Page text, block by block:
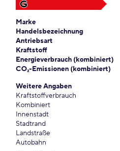
G
Marke
Handelsbezeichnung
Antriebsart
Kraftstoff
Energieverbrauch (kombiniert)
CO₂-Emissionen (kombiniert)
Weitere Angaben
Kraftstoffverbrauch
Kombiniert
Innenstadt
Stadtrand
Landstraße
Autobahn